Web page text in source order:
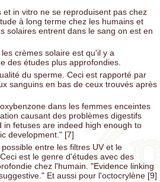
in vitro ne se reproduisent pas chez
à long terme chez les humains et
solaires entrent dans le sang on est en
crèmes solaire est qu'il y a
des études plus approfondies.
du sperme. Ceci est rapporté par
sanguins en bas de ceux trouvés après
dans les femmes enceintes
causant des problèmes digestifs
fetuses are indeed high enough to
development." [7]
entre les filtres UV et le
est le genre d'études avec des
chez l'humain. "Evidence linking
Et aussi pour l'octocrylène [9]